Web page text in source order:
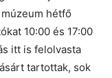
hétfő
10:00 és 17:00
itt is felolvasta
tartottak, sok